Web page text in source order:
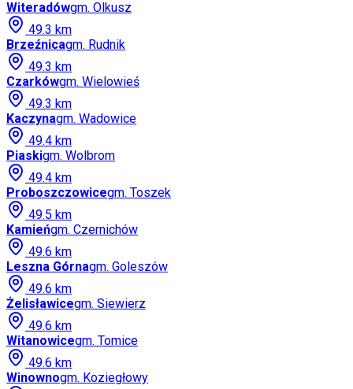
Witeradówgm. Olkusz
49.3 km
Brzeźnicagm. Rudnik
49.3 km
Czarkówgm. Wielowieś
49.3 km
Kaczynagm. Wadowice
49.4 km
Piaskigm. Wolbrom
49.4 km
Proboszczowicegm. Toszek
49.5 km
Kamieńgm. Czernichów
49.6 km
Leszna Górnagm. Goleszów
49.6 km
Żelisławicegm. Siewierz
49.6 km
Witanowicegm. Tomice
49.6 km
Winownogm. Koziegłowy